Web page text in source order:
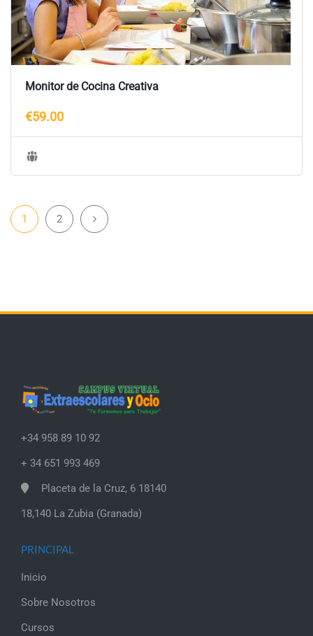
Monitor de Cocina Creativa
€59.00
1 2
+34 958 89 10 92
+ 34 651 993 469
Placeta de la Cruz, 6 18140
18,140 La Zubia (Granada)
PRINCIPAL
Inicio
Sobre Nosotros
Cursos